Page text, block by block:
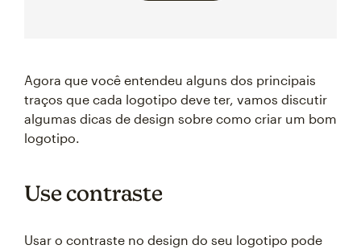
Agora que você entendeu alguns dos principais
traços que cada logotipo deve ter, vamos discutir
algumas dicas de design sobre como criar um bom
logotipo.
Use contraste
Usar o contraste no design do seu logotipo pode